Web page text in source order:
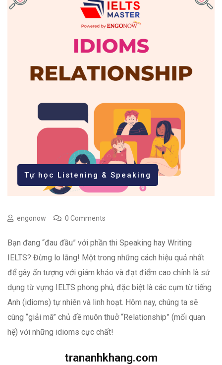
Tự học Listening & Speaking
engonow 0 Comments
Bạn đang “đau đầu” với phần thi Speaking hay Writing
IELTS? Đừng lo lắng! Một trong những cách hiệu quả nhất
để gây ấn tượng với giám khảo và đạt điểm cao chính là sử
dụng từ vựng IELTS phong phú, đặc biệt là các cụm từ tiếng
Anh (idioms) tự nhiên và linh hoạt. Hôm nay, chúng ta sẽ
cùng “giải mã” chủ đề muôn thuở “Relationship” (mối quan
hệ) với những idioms cực chất!
trananhkhang.com